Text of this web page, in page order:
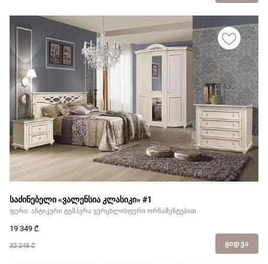
საძინებელი «ვალენსია კლასიკი» #1
ფერი: ანტიკური ტემპერა ვერცხლისფერი ორნამენტებით
32 248 ₾
19 349 ₾
ᲧᲘᲓᲕᲐ